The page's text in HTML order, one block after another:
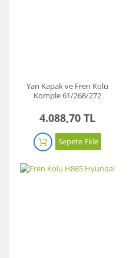
Yan Kapak ve Fren Kolu
Komple 61/268/272
4.088,70 TL
Sepete Ekle